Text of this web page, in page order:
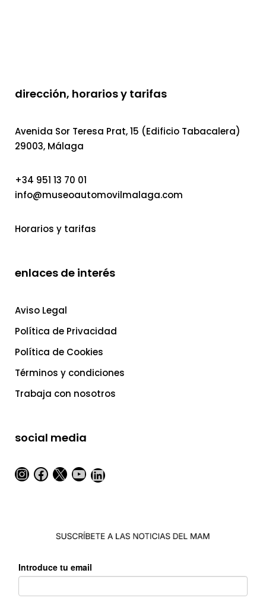
dirección, horarios y tarifas
Avenida Sor Teresa Prat, 15 (Edificio Tabacalera)
29003, Málaga
+34 951 13 70 01
info@museoautomovilmalaga.com
Horarios y tarifas
enlaces de interés
Aviso Legal
Política de Privacidad
Política de Cookies
Términos y condiciones
Trabaja con nosotros
social media
Instagram
Facebook
X YouTube
LinkedIn